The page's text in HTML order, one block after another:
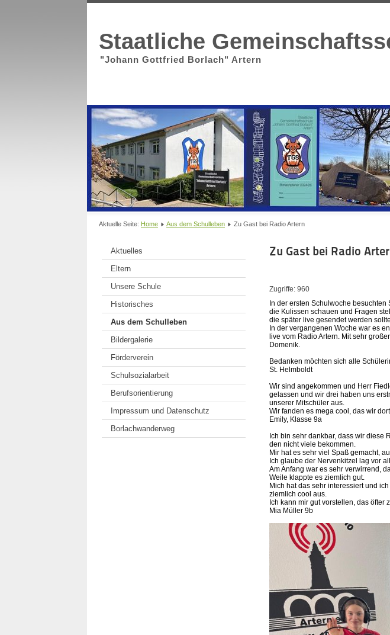
Staatliche
"Johann Gottfried Borlach" Artern
Aktuelle Seite: Home Aus dem Schulleben Zu Gast bei Radio Artern
Aktuelles
Eltern
Unsere Schule
Historisches
Aus dem Schulleben
Bildergalerie
Förderverein
Schulsozialarbeit
Berufsorientierung
Impressum und Datenschutz
Borlachwanderweg
Zu Gast bei Radio
Zugriffe: 960
In der ersten Schulwoche
die Kulissen schauen und Fragen
die später live gesendet werden
In der vergangenen Woche war es
live vom Radio Artern. Mit sehr
Domenik.
Bedanken möchten sich alle
St. Helmboldt
Wir sind angekommen und Herr
gelassen und wir drei haben uns
unserer Mitschüler aus.
Wir fanden es mega cool, das wir
Emily, Klasse 9a
Ich bin sehr dankbar, dass wir diese
den nicht viele bekommen.
Mir hat es sehr viel Spaß gemacht,
Ich glaube der Nervenkitzel lag vor
Am Anfang war es sehr verwirrend,
Weile klappte es ziemlich gut.
Mich hat das sehr interessiert und
ziemlich cool aus.
Ich kann mir gut vorstellen, das öfter
Mia Müller 9b